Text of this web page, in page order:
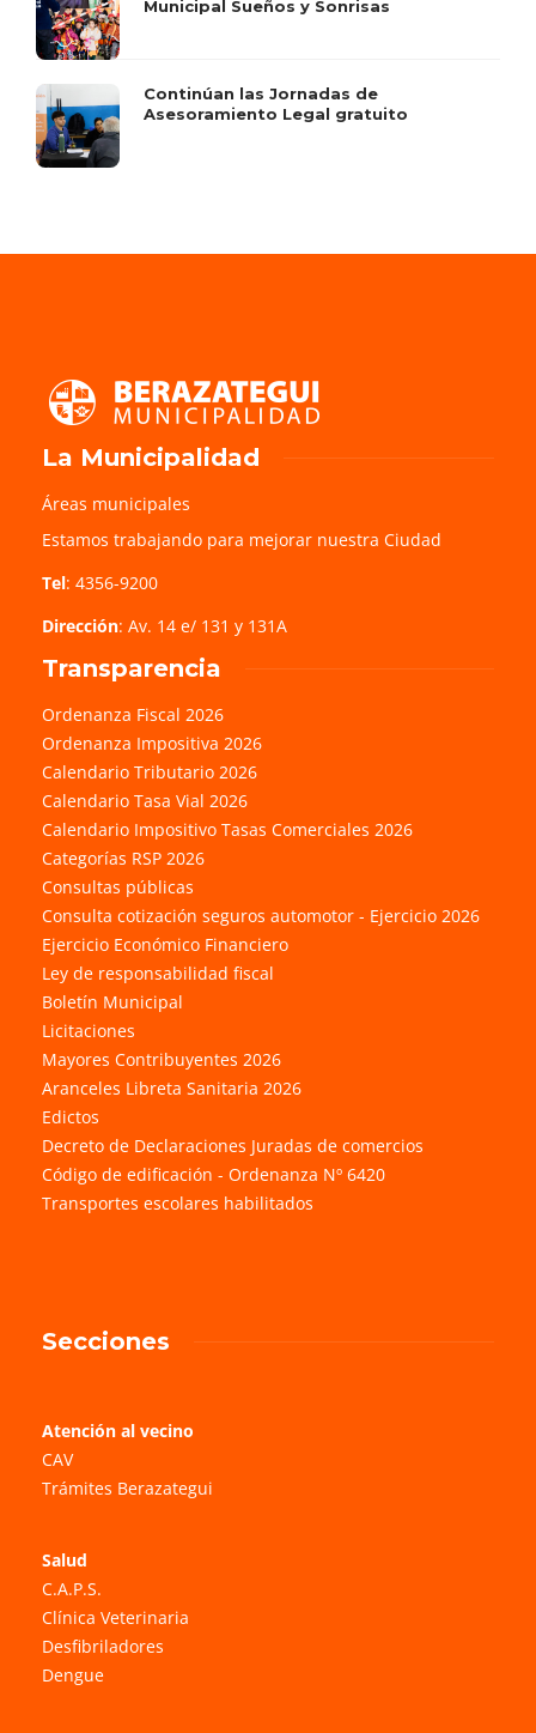
Municipal Sueños y Sonrisas
Continúan las Jornadas de
Asesoramiento Legal gratuito
La Municipalidad
Áreas municipales
Estamos trabajando para mejorar nuestra Ciudad
Tel: 4356-9200
Dirección: Av. 14 e/ 131 y 131A
Transparencia
Ordenanza Fiscal 2026
Ordenanza Impositiva 2026
Calendario Tributario 2026
Calendario Tasa Vial 2026
Calendario Impositivo Tasas Comerciales 2026
Categorías RSP 2026
Consultas públicas
Consulta cotización seguros automotor - Ejercicio 2026
Ejercicio Económico Financiero
Ley de responsabilidad fiscal
Boletín Municipal
Licitaciones
Mayores Contribuyentes 2026
Aranceles Libreta Sanitaria 2026
Edictos
Decreto de Declaraciones Juradas de comercios
Código de edificación - Ordenanza Nº 6420
Transportes escolares habilitados
Secciones
Atención al vecino
CAV
Trámites Berazategui
Salud
C.A.P.S.
Clínica Veterinaria
Desfibriladores
Dengue